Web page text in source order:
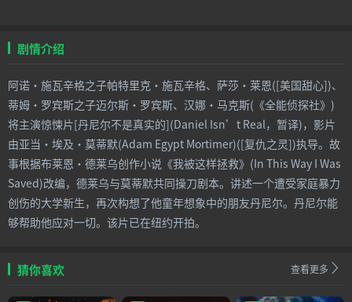
剧情介绍
阿诺·施瓦辛格之子帕特里克·施瓦辛格、萨莎·莱恩([美国甜心])、
蒂姆·罗宾斯之子迈尔斯·罗宾斯、汉娜·马克斯(《全能侦探社》)
将主演惊悚片[丹尼尔不是真实的](Daniel Isn’t Real，暂译)，影片
由亚当·埃及·莫蒂默(Adam Egypt Mortimer)([复仇之灵])执导。故
事根据布莱恩·德莱乌创作小说《我被这样拯救》(In This Way I Was
Saved)改编，德莱乌与莫蒂默共同操刀剧本。讲述一个遭受家庭暴力
创伤的大学新生，再次构想了他童年想象中的朋友丹尼尔。丹尼尔能
够帮助他应对一切。该片已在纽约开拍。
猜你喜欢 查看更多